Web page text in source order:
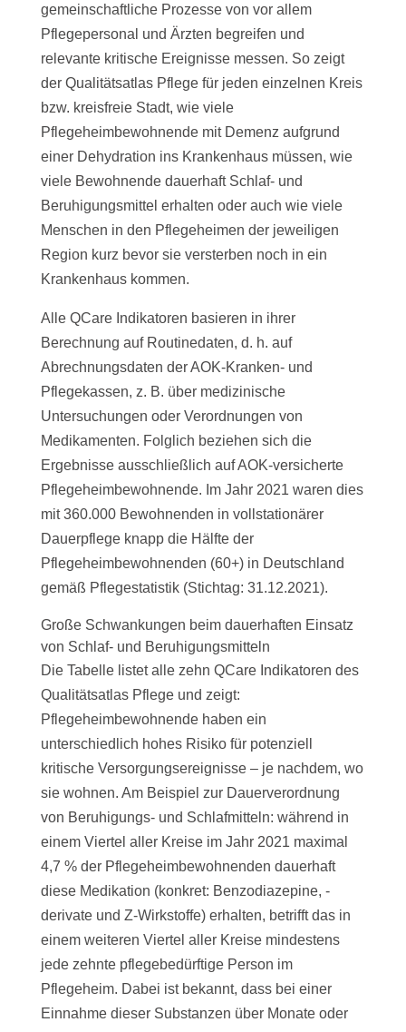
gemeinschaftliche Prozesse von vor allem
Pflegepersonal und Ärzten begreifen und
relevante kritische Ereignisse messen. So zeigt
der Qualitätsatlas Pflege für jeden einzelnen Kreis
bzw. kreisfreie Stadt, wie viele
Pflegeheimbewohnende mit Demenz aufgrund
einer Dehydration ins Krankenhaus müssen, wie
viele Bewohnende dauerhaft Schlaf- und
Beruhigungsmittel erhalten oder auch wie viele
Menschen in den Pflegeheimen der jeweiligen
Region kurz bevor sie versterben noch in ein
Krankenhaus kommen.
Alle QCare Indikatoren basieren in ihrer
Berechnung auf Routinedaten, d. h. auf
Abrechnungsdaten der AOK-Kranken- und
Pflegekassen, z. B. über medizinische
Untersuchungen oder Verordnungen von
Medikamenten. Folglich beziehen sich die
Ergebnisse ausschließlich auf AOK-versicherte
Pflegeheimbewohnende. Im Jahr 2021 waren dies
mit 360.000 Bewohnenden in vollstationärer
Dauerpflege knapp die Hälfte der
Pflegeheimbewohnenden (60+) in Deutschland
gemäß Pflegestatistik (Stichtag: 31.12.2021).
Große Schwankungen beim dauerhaften Einsatz
von Schlaf- und Beruhigungsmitteln
Die Tabelle listet alle zehn QCare Indikatoren des
Qualitätsatlas Pflege und zeigt:
Pflegeheimbewohnende haben ein
unterschiedlich hohes Risiko für potenziell
kritische Versorgungsereignisse – je nachdem, wo
sie wohnen. Am Beispiel zur Dauerverordnung
von Beruhigungs- und Schlafmitteln: während in
einem Viertel aller Kreise im Jahr 2021 maximal
4,7 % der Pflegeheimbewohnenden dauerhaft
diese Medikation (konkret: Benzodiazepine, -
derivate und Z-Wirkstoffe) erhalten, betrifft das in
einem weiteren Viertel aller Kreise mindestens
jede zehnte pflegebedürftige Person im
Pflegeheim. Dabei ist bekannt, dass bei einer
Einnahme dieser Substanzen über Monate oder